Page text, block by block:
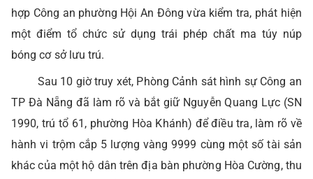
hợp Công an phường Hội An Đông vừa kiểm tra, phát hiện
một điểm tổ chức sử dụng trái phép chất ma túy núp
bóng cơ sở lưu trú.
Sau 10 giờ truy xét, Phòng Cảnh sát hình sự Công an
TP Đà Nẵng đã làm rõ và bắt giữ Nguyễn Quang Lực (SN
1990, trú tổ 61, phường Hòa Khánh) để điều tra, làm rõ về
hành vi trộm cắp 5 lượng vàng 9999 cùng một số tài sản
khác của một hộ dân trên địa bàn phường Hòa Cường, thu